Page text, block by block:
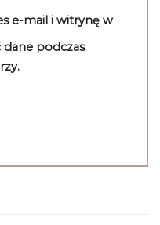
e-mail i witrynę w
dane podczas